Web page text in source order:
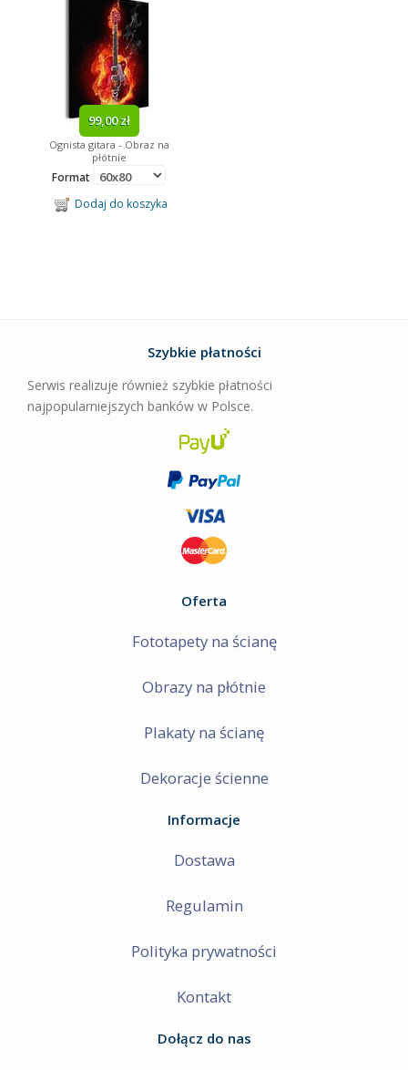
99,00 zł
Ognista gitara - Obraz na
płótnie
Format
Dodaj do koszyka
Szybkie płatności
Serwis realizuje również szybkie płatności
najpopularniejszych banków w Polsce.
Oferta
Fototapety na ścianę
Obrazy na płótnie
Plakaty na ścianę
Dekoracje ścienne
Informacje
Dostawa
Regulamin
Polityka prywatności
Kontakt
Dołącz do nas